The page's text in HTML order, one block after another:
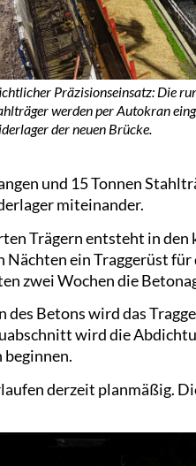
Präzisionseinsatz: Die
werden per Autokran
der neuen Brücke.
und 15 Tonnen
miteinander.
Trägern entsteht in den
ein Traggerüst
zwei Wochen die
des Betons wird das
wird die
derzeit planmäßig.